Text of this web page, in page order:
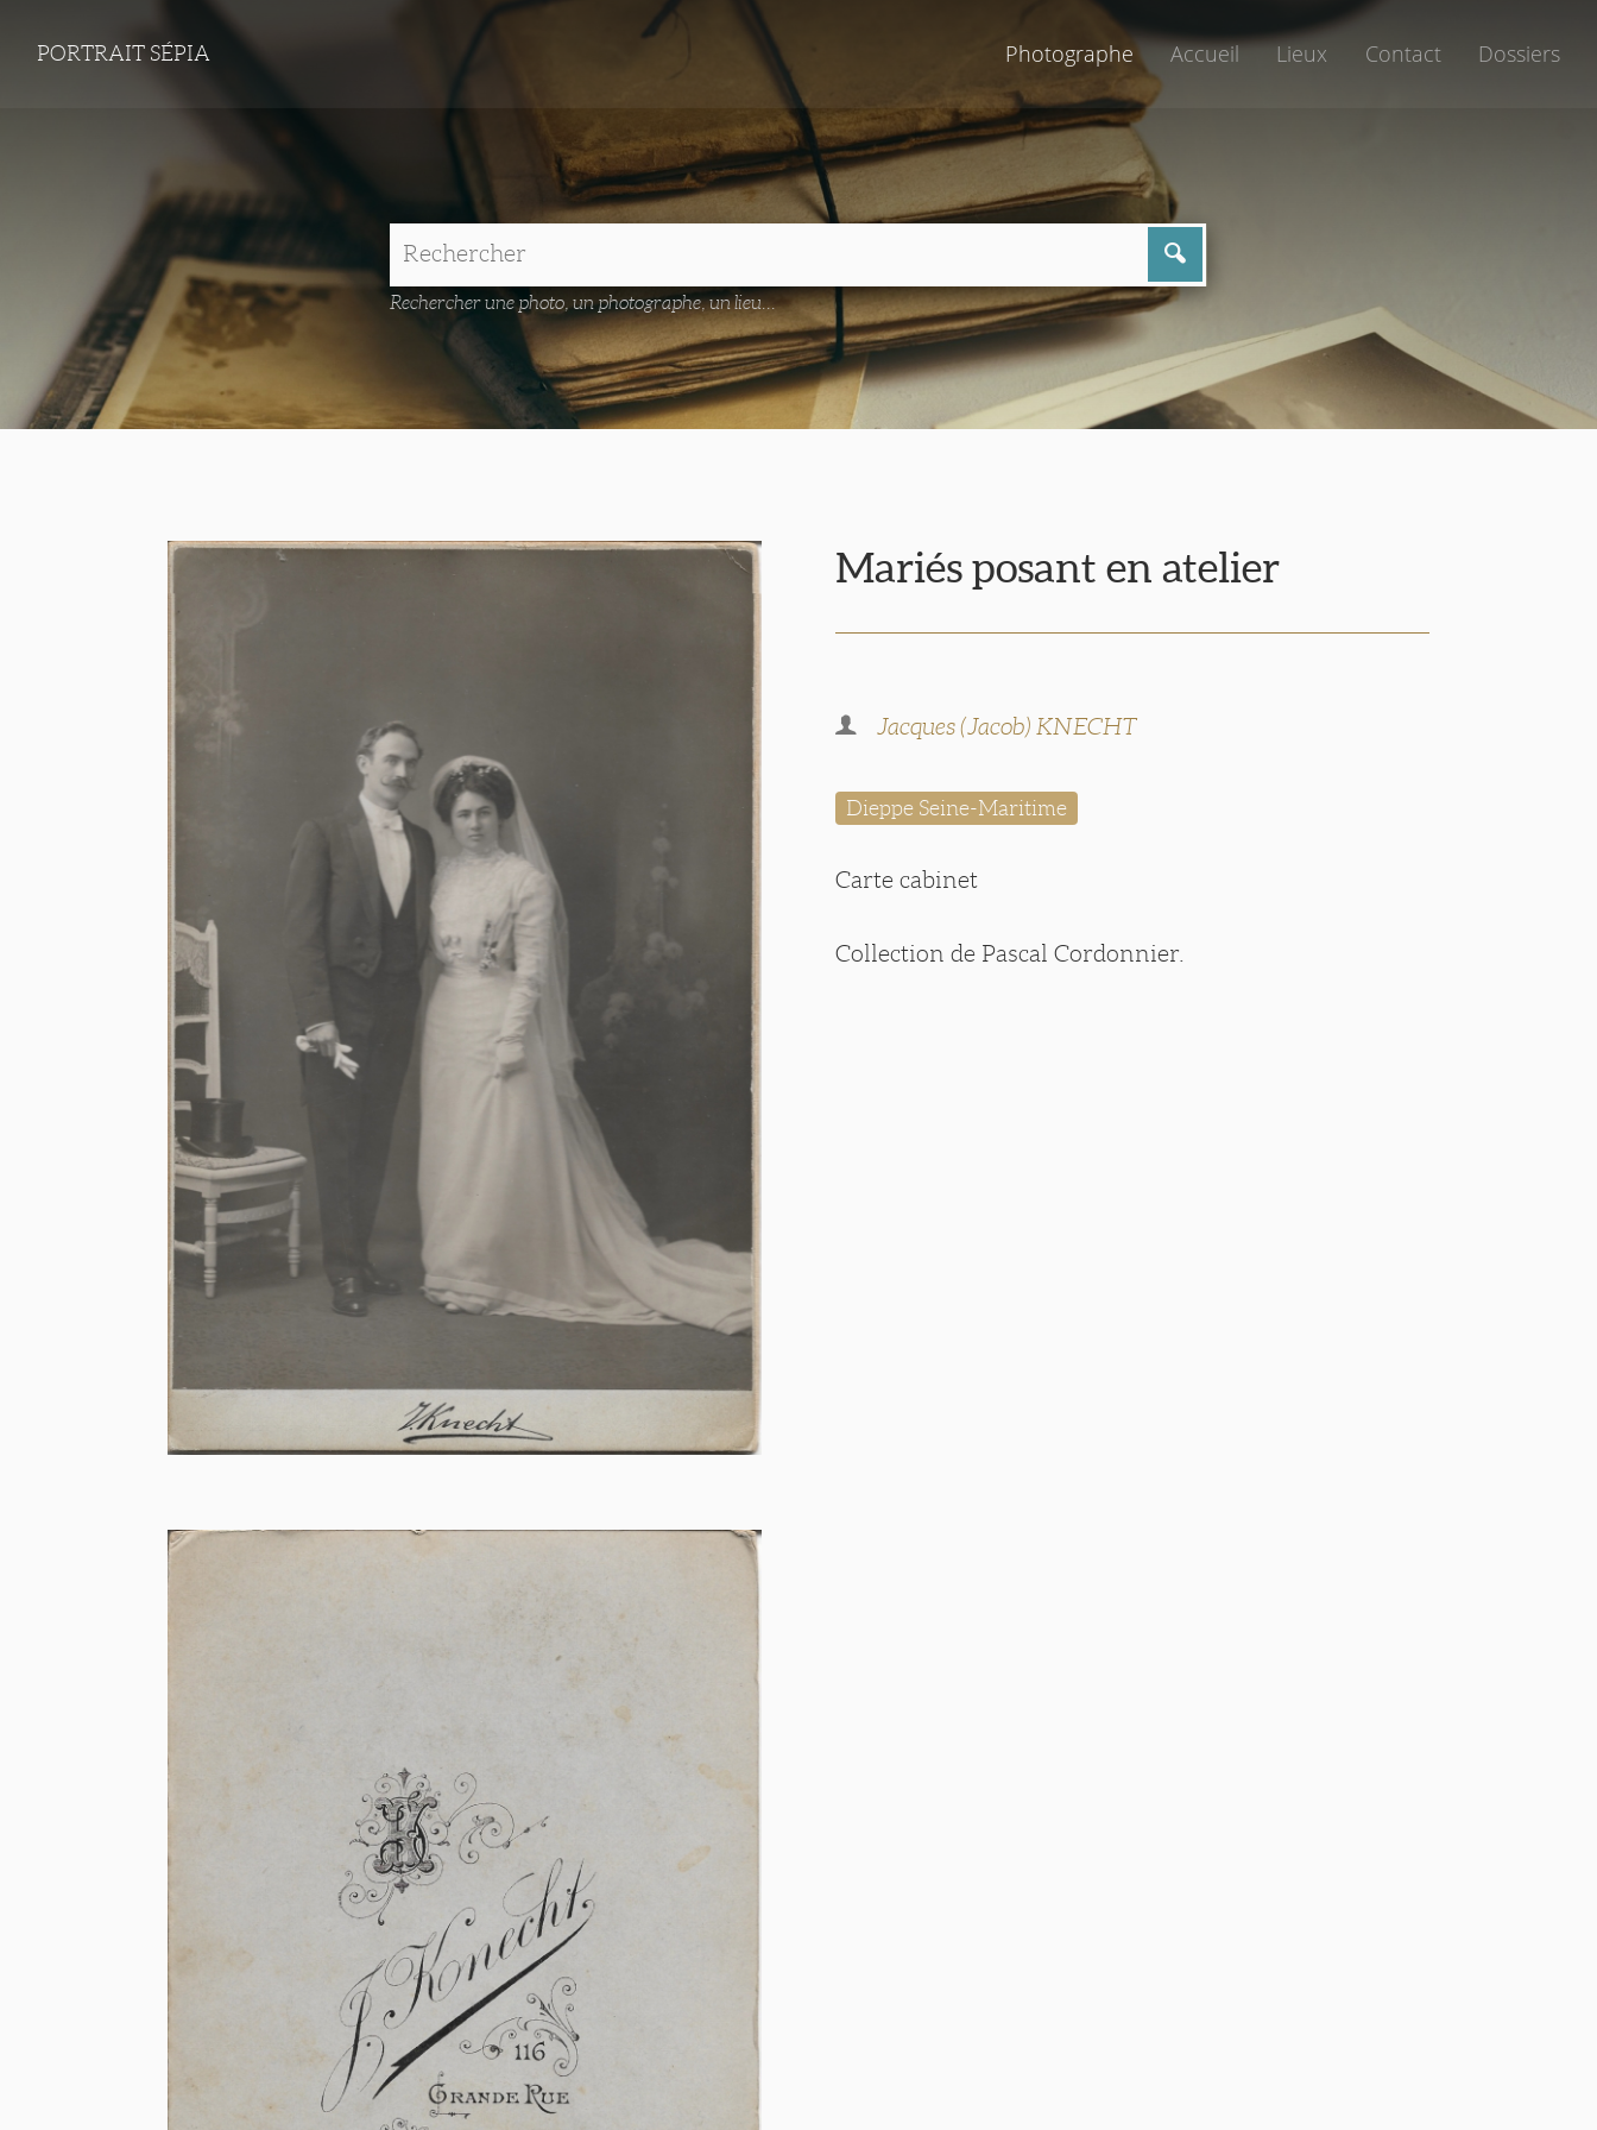
PORTRAIT SÉPIA Photographe Accueil Lieux Contact Dossiers
Rechercher une photo, un photographe, un lieu...
Mariés posant en atelier
Jacques (Jacob) KNECHT
Dieppe Seine-Maritime
Carte cabinet
Collection de Pascal Cordonnier.